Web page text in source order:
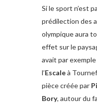
Si le sport n’est
prédilection des
olympique aura
effet sur le
avait par
l’Escaleà
pièce créée par
Bory, autour du